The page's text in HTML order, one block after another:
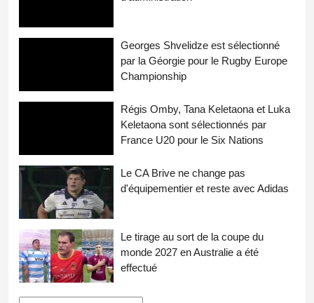
Georges Shvelidze est sélectionné
par la Géorgie pour le Rugby Europe
Championship
Régis Omby, Tana Keletaona et Luka
Keletaona sont sélectionnés par
France U20 pour le Six Nations
Le CA Brive ne change pas
d'équipementier et reste avec Adidas
Le tirage au sort de la coupe du
monde 2027 en Australie a été
effectué